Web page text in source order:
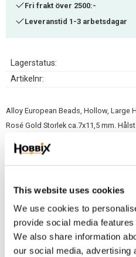
This website uses cookies
We use cookies to
provide social media
We also share information
our social media, advertising
Fri frakt över 2500:-
Leveranstid 1-3 arbetsdagar
Lagerstatus
Artikelnr
Alloy European Beads, Hollow, Large
Rosé Gold Storlek ca.7x11,5 mm.
läcker sirlig mönstrad metall pärla.
hundhalsband, nyckelringar och
Relaterade produkter